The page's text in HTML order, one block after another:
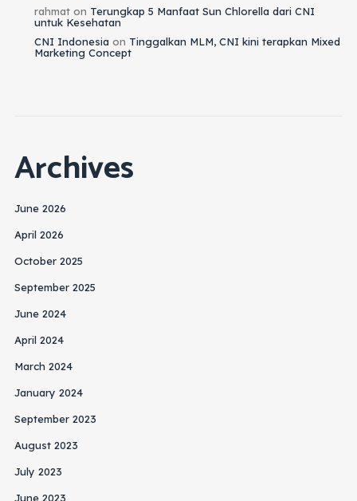
rahmaton Terungkap 5 Manfaat Sun Chlorella dari CNI
untuk Kesehatan
CNI Indonesia on Tinggalkan MLM, CNI kini terapkan Mixed
Marketing Concept
Archives
June 2026
April 2026
October 2025
September 2025
June 2024
April 2024
March 2024
January 2024
September 2023
August 2023
July 2023
June 2023